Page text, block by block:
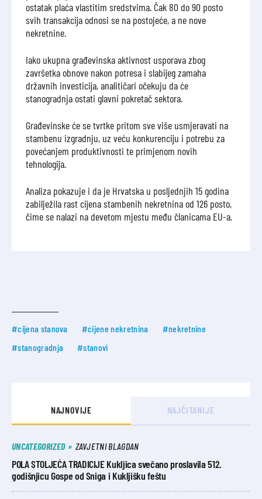
ostatak plaća vlastitim sredstvima. Čak 80 do 90 posto
svih transakcija odnosi se na postojeće, a ne nove
nekretnine.
Iako ukupna građevinska aktivnost usporava zbog
završetka obnove nakon potresa i slabijeg zamaha
državnih investicija, analitičari očekuju da će
stanogradnja ostati glavni pokretač sektora.
Građevinske će se tvrtke pritom sve više usmjeravati na
stambenu izgradnju, uz veću konkurenciju i potrebu za
povećanjem produktivnosti te primjenom novih
tehnologija.
Analiza pokazuje i da je Hrvatska u posljednjih 15 godina
zabilježila rast cijena stambenih nekretnina od 126 posto,
čime se nalazi na devetom mjestu među članicama EU-a.
#cijena stanova #cijene nekretnina
#nekretnine
#stanogradnja
#stanovi
NAJNOVIJE NAJČITANIJE
UNCATEGORIZED ZAVJETNI BLAGDAN
POLA STOLJEĆA TRADICIJE Kukljica svečano proslavila 512.
godišnjicu Gospe od Sniga i Kukljišku feštu